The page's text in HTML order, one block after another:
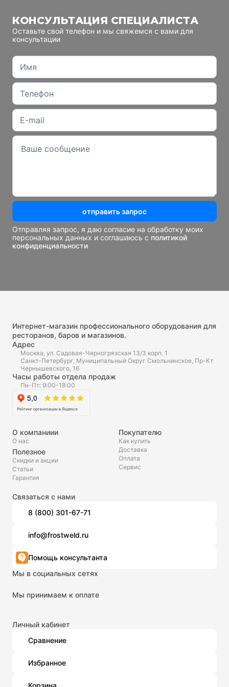
КОНСУЛЬТАЦИЯ СПЕЦИАЛИСТА
Оставьте свой телефон и мы свяжемся с вами для
консультации
отправить запрос
Отправляя запрос, я даю согласие на обработку моих
персональных данных и соглашаюсь с политикой
конфиденциальности
Интернет-магазин профессионального оборудования для
ресторанов, баров и магазинов.
Адрес
Москва, ул. Садовая-Черногрязская 13/3 корп. 1
Санкт-Петербург, Муниципальный Округ Смольнинское, Пр-Кт
Чернышевского, 16
Часы работы отдела продаж
Пн-Пт: 9:00-18:00
О компаниии
О нас
Полезное
Скидки и акции
Статьи
Гарантия
Покупателю
Как купить
Доставка
Оплата
Сервис
Связаться с нами
8 (800) 301-67-71
info@frostweld.ru
Помощь консультанта
Мы в социальных сетях
Мы принимаем к оплате
Личный кабинет
Сравнение
Избранное
Корзина